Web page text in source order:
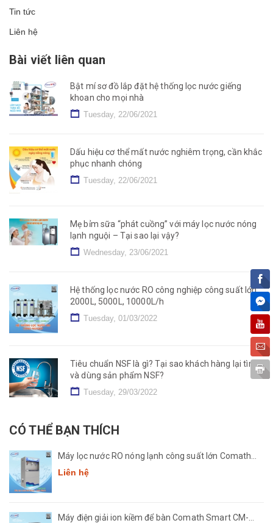
Tin tức
Liên hệ
Bài viết liên quan
Bật mí sơ đồ lắp đặt hệ thống lọc nước giếng
khoan cho mọi nhà
Tuesday, 22/06/2021
Dấu hiệu cơ thể mất nước nghiêm trọng, cần khắc
phục nhanh chóng
Tuesday, 22/06/2021
Mẹ bỉm sữa “phát cuồng” với máy lọc nước nóng
lạnh nguội – Tại sao lại vậy?
Wednesday, 23/06/2021
Hệ thống lọc nước RO công nghiệp công suất lớn
2000L, 5000L, 10000L/h
Tuesday, 01/03/2022
Tiêu chuẩn NSF là gì? Tại sao khách hàng lại tìm
và dùng sản phẩm NSF?
Tuesday, 29/03/2022
CÓ THỂ BẠN THÍCH
Máy lọc nước RO nóng lạnh công suất lớn Comath
CM2681-50
Liên hệ
Máy điện giải ion kiềm để bàn Comath Smart CM-